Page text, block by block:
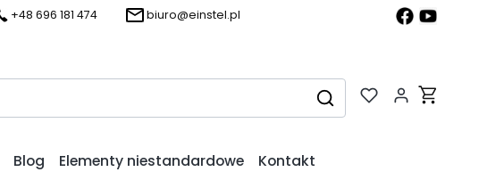
+48 696 181 474 biuro@einstel.pl
WyczyśćSzukaj
Produkty w
Blog Elementy niestandardowe Kontakt